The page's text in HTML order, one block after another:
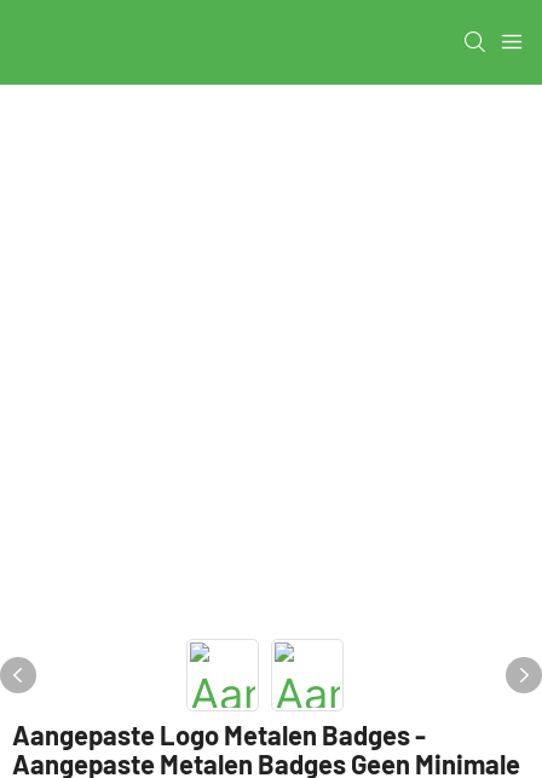
Aangepaste Logo Metalen Badges -
Aangepaste Metalen Badges Geen Minimale